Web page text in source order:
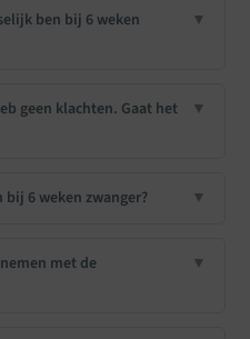
ben bij 6 weken
▼
geen klachten. Gaat het
▼
6 weken zwanger? ▼
met de
▼